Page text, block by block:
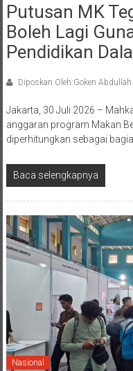
Putusan MK
Boleh Lagi
Pendidikan
Diposkan Oleh:Goken Abdullah
Jakarta, 30 Juli 2026 –
anggaran program Makan
diperhitungkan sebagai
Baca selengkapnya
Nasional